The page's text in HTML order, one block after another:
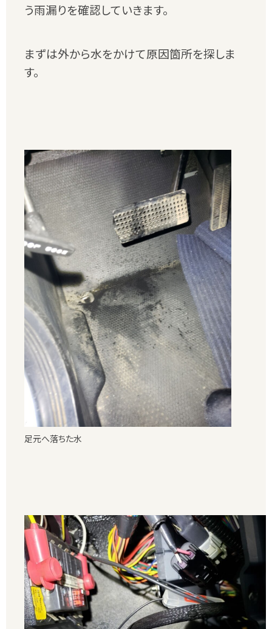
う雨漏りを確認していきます。
まずは外から水をかけて原因箇所を探しま
す。
足元へ落ちた水